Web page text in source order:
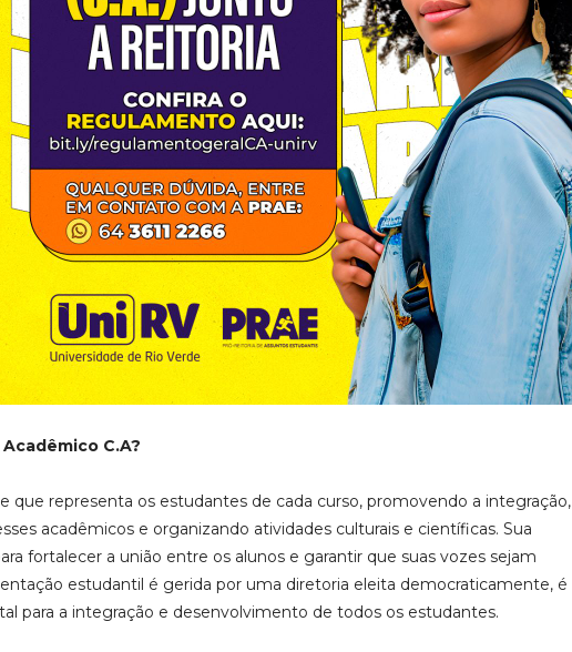
C.A?
que representa os estudantes de cada curso, promovendo a integração,
acadêmicos e organizando atividades culturais e científicas. Sua
fortalecer a união entre os alunos e garantir que suas vozes sejam
estudantil é gerida por uma diretoria eleita democraticamente, é
para a integração e desenvolvimento de todos os estudantes.